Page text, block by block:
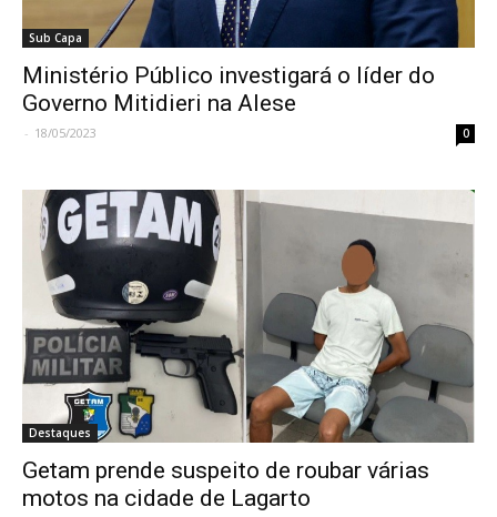
Sub Capa
Ministério Público investigará o líder do
Governo Mitidieri na Alese
- 18/05/2023 0
Destaques
Getam prende suspeito de roubar várias
motos na cidade de Lagarto